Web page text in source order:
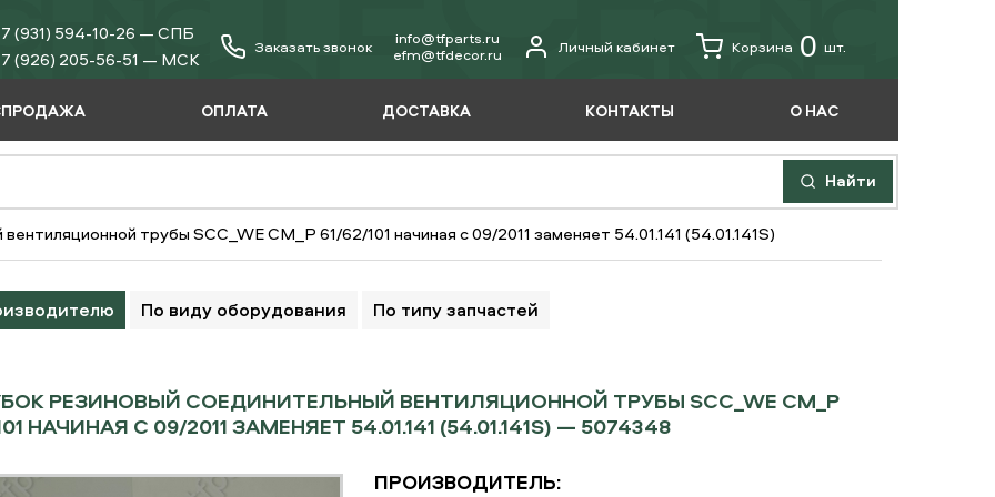
(931) 594-10-26 — СПБ
(926) 205-56-51 — МСК
Заказать звонок
info@tfparts.ru
еfm@tfdecor.ru
Личный кабинет Корзина 0 шт.
ОПЛАТА ДОСТАВКА КОНТАКТЫ О НАС
Найти
трубы SCC_WE CM_P 61/62/101 начиная с 09/2011 заменяет 54.01.141 (54.01.141S)
По виду оборудования По типу запчастей
РЕЗИНОВЫЙ СОЕДИНИТЕЛЬНЫЙ ВЕНТИЛЯЦИОННОЙ ТРУБЫ SCC_WE CM_P
НАЧИНАЯ С 09/2011 ЗАМЕНЯЕТ 54.01.141 (54.01.141S) — 5074348
ПРОИЗВОДИТЕЛЬ: